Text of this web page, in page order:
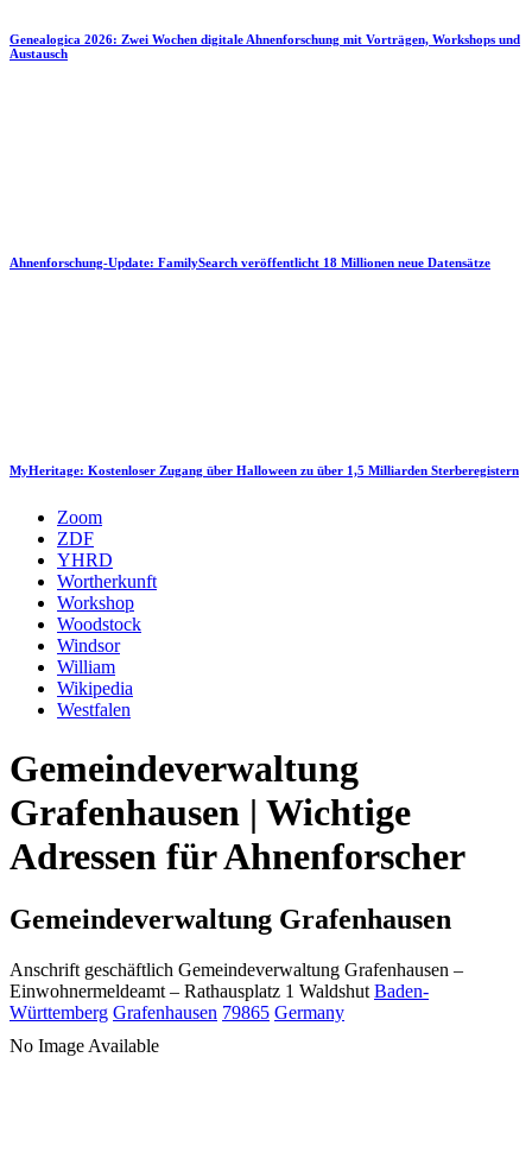
Genealogica 2026: Zwei Wochen digitale Ahnenforschung mit Vorträgen, Workshops und
Austausch
Ahnenforschung-Update: FamilySearch veröffentlicht 18 Millionen neue Datensätze
MyHeritage: Kostenloser Zugang über Halloween zu über 1,5 Milliarden Sterberegistern
Zoom
ZDF
YHRD
Wortherkunft
Workshop
Woodstock
Windsor
William
Wikipedia
Westfalen
Gemeindeverwaltung
Grafenhausen | Wichtige
Adressen für Ahnenforscher
Gemeindeverwaltung Grafenhausen
Anschrift geschäftlich Gemeindeverwaltung Grafenhausen –
Einwohnermeldeamt – Rathausplatz 1 Waldshut Baden-
Württemberg Grafenhausen 79865 Germany
No Image Available